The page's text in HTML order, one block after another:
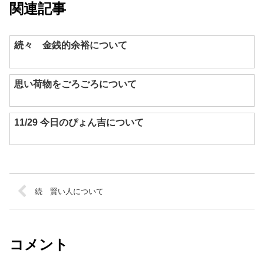
関連記事
続々 金銭的余裕について
思い荷物をごろごろについて
11/29 今日のぴょん吉について
続 賢い人について
コメント